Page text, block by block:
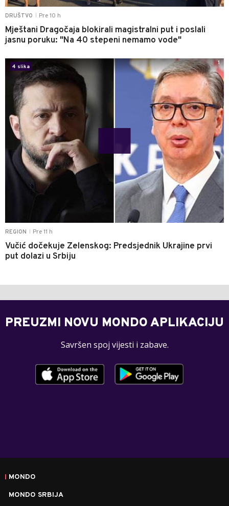
DRUŠTVO Pre 10 h
Mještani Dragočaja blokirali magistralni put i poslali
jasnu poruku: "Na 40 stepeni nemamo vode"
REGION Pre 11 h
Vučić dočekuje Zelenskog: Predsjednik Ukrajine prvi
put dolazi u Srbiju
4 slika
1
PREUZMI NOVU MONDO APLIKACIJU
Savršen spoj vijesti i zabave.
MONDO
MONDO SRBIJA